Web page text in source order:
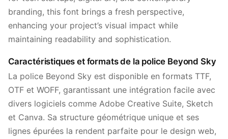
branding, this font brings a fresh perspective,
enhancing your project’s visual impact while
maintaining readability and sophistication.
Caractéristiques et formats de la police Beyond Sky
La police Beyond Sky est disponible en formats TTF,
OTF et WOFF, garantissant une intégration facile avec
divers logiciels comme Adobe Creative Suite, Sketch
et Canva. Sa structure géométrique unique et ses
lignes épurées la rendent parfaite pour le design web,